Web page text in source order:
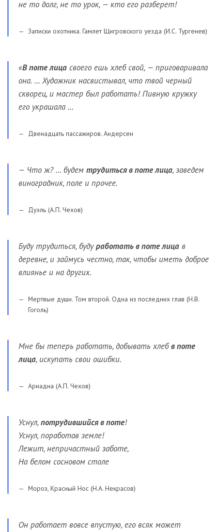
не то долг, не то урок, — кто его разберет!
Записки охотника. Гамлет Щигровского уезда (И.С. Тургенев)
«В поте лица своего ешь хлеб свой, — приговаривала
она. … Художник насвистывал, что твой черный
скворец, и мастер был работать! Пивную кружку
его украшала …
Двенадцать пассажиров. Андерсен
— Что ж? … будем трудиться в поте лица, заведем
виноградник, поле и прочее.
Дуэль (А.П. Чехов)
Буду трудиться, будуработать в поте лица в
деревне, и займусь честно, так, чтобы иметь доброе
влиянье и на других.
Мертвые души. Том второй. Одна из последних глав (Н.В.
Гоголь)
Мне бы теперь работать, добывать хлебв поте
лица, искупать свои ошибки.
Ариадна (А.П. Чехов)
Уснул,потрудившийся в поте!
Уснул, поработав земле!
Лежит, непричастный заботе,
На белом сосновом столе
Мороз, Красный Нос (Н.А. Некрасов)
Он работает вовсе впустую, его всяк может